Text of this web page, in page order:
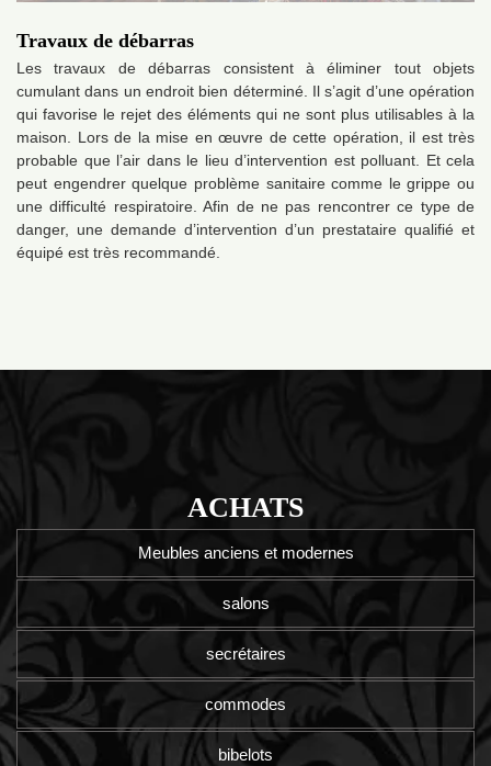
Travaux de débarras
Les travaux de débarras consistent à éliminer tout objets
cumulant dans un endroit bien déterminé. Il s’agit d’une opération
qui favorise le rejet des éléments qui ne sont plus utilisables à la
maison. Lors de la mise en œuvre de cette opération, il est très
probable que l’air dans le lieu d’intervention est polluant. Et cela
peut engendrer quelque problème sanitaire comme le grippe ou
une difficulté respiratoire. Afin de ne pas rencontrer ce type de
danger, une demande d’intervention d’un prestataire qualifié et
équipé est très recommandé.
ACHATS
Meubles anciens et modernes
salons
secrétaires
commodes
bibelots